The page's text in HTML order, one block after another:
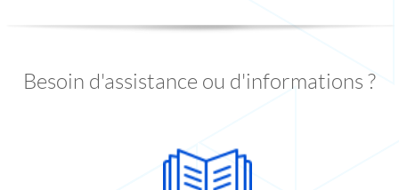
Besoin d'assistance ou d'informations ?